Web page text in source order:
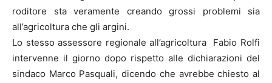
roditore sta veramente creando grossi problemi sia
all’agricoltura che gli argini.
Lo stesso assessore regionale all’agricoltura Fabio Rolfi
intervenne il giorno dopo rispetto alle dichiarazioni del
sindaco Marco Pasquali, dicendo che avrebbe chiesto al